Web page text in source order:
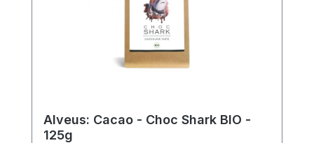
Alveus: Cacao - Choc Shark BIO -
125g